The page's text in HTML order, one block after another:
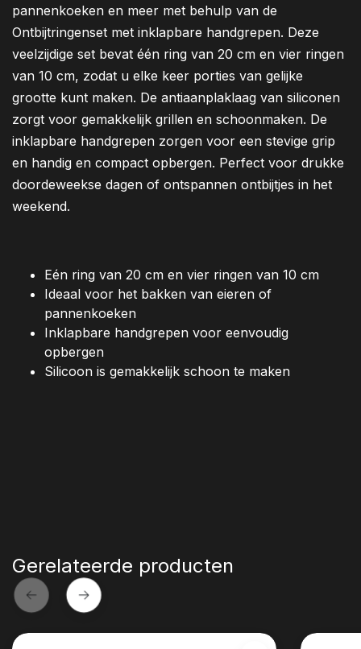
pannenkoeken en meer met behulp van de
Ontbijtringenset met inklapbare handgrepen. Deze
veelzijdige set bevat één ring van 20 cm en vier ringen
van 10 cm, zodat u elke keer porties van gelijke
grootte kunt maken. De antiaanplaklaag van siliconen
zorgt voor gemakkelijk grillen en schoonmaken. De
inklapbare handgrepen zorgen voor een stevige grip
en handig en compact opbergen. Perfect voor drukke
doordeweekse dagen of ontspannen ontbijtjes in het
weekend.
Eén ring van 20 cm en vier ringen van 10 cm
Ideaal voor het bakken van eieren of
pannenkoeken
Inklapbare handgrepen voor eenvoudig
opbergen
Silicoon is gemakkelijk schoon te maken
Gerelateerde producten